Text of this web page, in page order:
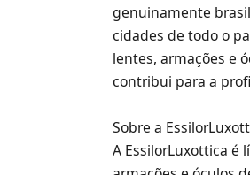
genuinamente
cidades de todo o
lentes, armações e
contribui para a
Sobre a
A EssilorLuxottica é